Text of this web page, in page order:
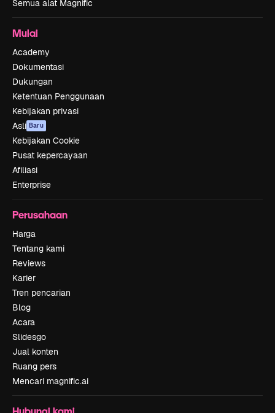
Semua alat Magnific
Mulai
Academy
Dokumentasi
Dukungan
Ketentuan Penggunaan
Kebijakan privasi
Asli Baru
Kebijakan Cookie
Pusat kepercayaan
Afiliasi
Enterprise
Perusahaan
Harga
Tentang kami
Reviews
Karier
Tren pencarian
Blog
Acara
Slidesgo
Jual konten
Ruang pers
Mencari magnific.ai